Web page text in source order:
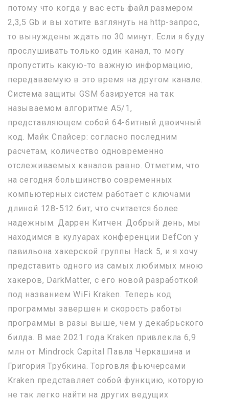
потому что когда у вас есть файл размером
2,3,5 Gb и вы хотите взглянуть на http-запрос,
то вынуждены ждать по 30 минут. Если я буду
прослушивать только один канал, то могу
пропустить какую-то важную информацию,
передаваемую в это время на другом канале.
Система защиты GSM базируется на так
называемом алгоритме A5/1,
представляющем собой 64-битный двоичный
код. Майк Спайсер: согласно последним
расчетам, количество одновременно
отслеживаемых каналов равно. Отметим, что
на сегодня большинство современных
компьютерных систем работает с ключами
длиной 128-512 бит, что считается более
надежным. Даррен Китчен: Добрый день, мы
находимся в кулуарах конференции DefCon у
павильона хакерской группы Hack 5, и я хочу
представить одного из самых любимых мною
хакеров, DarkMatter, с его новой разработкой
под названием WiFi Kraken. Теперь код
программы завершен и скорость работы
программы в разы выше, чем у декабрьского
билда. В мае 2021 года Kraken привлекла 6,9
млн от Mindrock Capital Павла Черкашина и
Григория Трубкина. Торговля фьючерсами
Kraken представляет собой функцию, которую
не так легко найти на других ведущих